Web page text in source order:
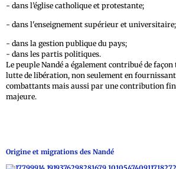
- dans l’église catholique et protestante;
- dans l'enseignement supérieur et universitaire;
- dans la gestion publique du pays;
- dans les partis politiques.
Le peuple Nandé a également contribué de
lutte de libération, non seulement en
combattants mais aussi par une contribution
majeure.
Origine et migrations des Nandé